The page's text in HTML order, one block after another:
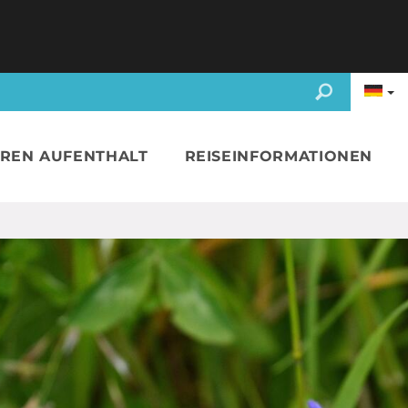
AUFENTHALT REISEINFORMATIONEN